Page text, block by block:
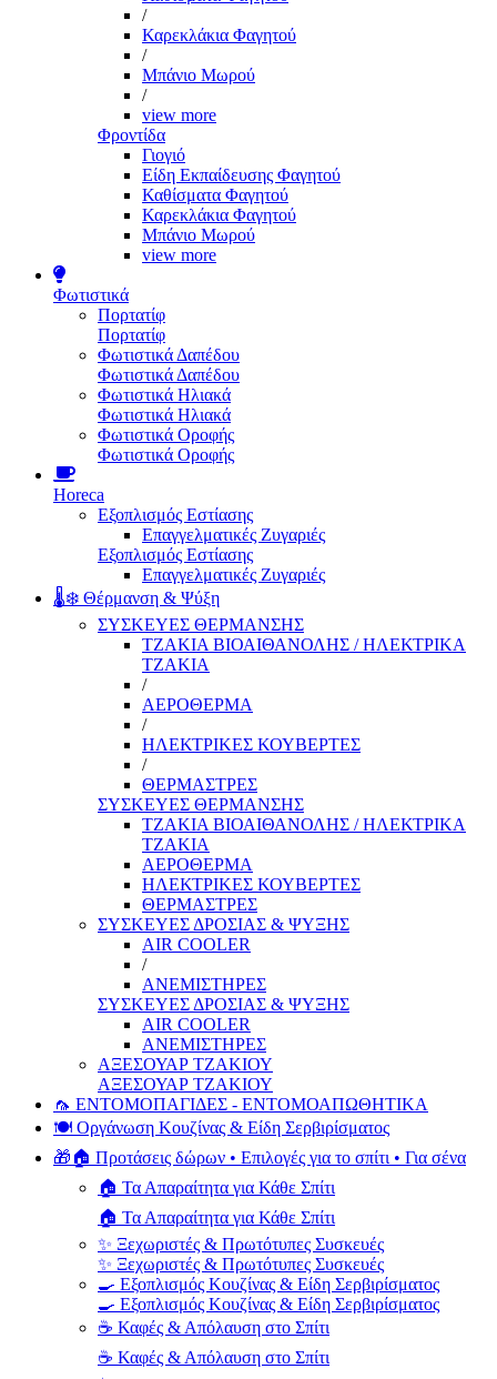
/
Καρεκλάκια Φαγητού
/
Μπάνιο Μωρού
/
view more
Φροντίδα
Γιογιό
Είδη Εκπαίδευσης Φαγητού
Καθίσματα Φαγητού
Καρεκλάκια Φαγητού
Μπάνιο Μωρού
view more
Φωτιστικά
Πορτατίφ
Πορτατίφ
Φωτιστικά Δαπέδου
Φωτιστικά Δαπέδου
Φωτιστικά Ηλιακά
Φωτιστικά Ηλιακά
Φωτιστικά Οροφής
Φωτιστικά Οροφής
Horeca
Εξοπλισμός Εστίασης
Επαγγελματικές Ζυγαριές
Εξοπλισμός Εστίασης
Επαγγελματικές Ζυγαριές
🌡️❄️ Θέρμανση & Ψύξη
ΣΥΣΚΕΥΕΣ ΘΕΡΜΑΝΣΗΣ
ΤΖΑΚΙΑ ΒΙΟΑΙΘΑΝΟΛΗΣ / ΗΛΕΚΤΡΙΚΑ
ΤΖΑΚΙΑ
/
ΑΕΡΟΘΕΡΜΑ
/
ΗΛΕΚΤΡΙΚΕΣ ΚΟΥΒΕΡΤΕΣ
/
ΘΕΡΜΑΣΤΡΕΣ
ΣΥΣΚΕΥΕΣ ΘΕΡΜΑΝΣΗΣ
ΤΖΑΚΙΑ ΒΙΟΑΙΘΑΝΟΛΗΣ / ΗΛΕΚΤΡΙΚΑ
ΤΖΑΚΙΑ
ΑΕΡΟΘΕΡΜΑ
ΗΛΕΚΤΡΙΚΕΣ ΚΟΥΒΕΡΤΕΣ
ΘΕΡΜΑΣΤΡΕΣ
ΣΥΣΚΕΥΕΣ ΔΡΟΣΙΑΣ & ΨΥΞΗΣ
AIR COOLER
/
ΑΝΕΜΙΣΤΗΡΕΣ
ΣΥΣΚΕΥΕΣ ΔΡΟΣΙΑΣ & ΨΥΞΗΣ
AIR COOLER
ΑΝΕΜΙΣΤΗΡΕΣ
ΑΞΕΣΟΥΑΡ ΤΖΑΚΙΟΥ
ΑΞΕΣΟΥΑΡ ΤΖΑΚΙΟΥ
🦟 ΕΝΤΟΜΟΠΑΓΙΔΕΣ - ΕΝΤΟΜΟΑΠΩΘΗΤΙΚΑ
🍽️ Οργάνωση Κουζίνας & Είδη Σερβιρίσματος
🎁🏠 Προτάσεις δώρων • Επιλογές για το σπίτι • Για σένα
🏠 Τα Απαραίτητα για Κάθε Σπίτι
🏠 Τα Απαραίτητα για Κάθε Σπίτι
✨ Ξεχωριστές & Πρωτότυπες Συσκευές
✨ Ξεχωριστές & Πρωτότυπες Συσκευές
🍳 Εξοπλισμός Κουζίνας & Είδη Σερβιρίσματος
🍳 Εξοπλισμός Κουζίνας & Είδη Σερβιρίσματος
☕ Καφές & Απόλαυση στο Σπίτι
☕ Καφές & Απόλαυση στο Σπίτι